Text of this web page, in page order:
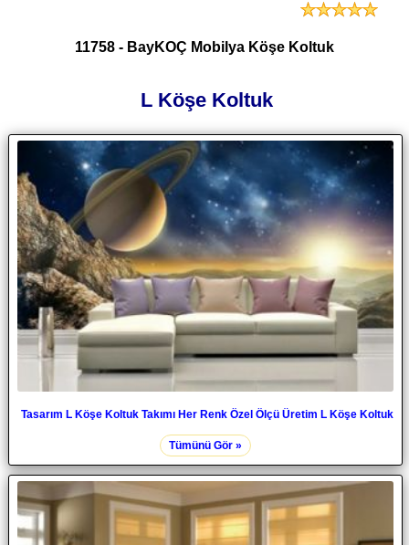
11758 - BayKOÇ Mobilya Köşe Koltuk
L Köşe Koltuk
Tasarım L Köşe Koltuk Takımı Her Renk Özel Ölçü Üretim L Köşe Koltuk
Tümünü Gör »